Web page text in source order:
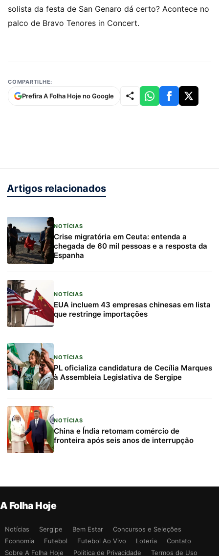
solista da festa de San Genaro dá certo? Acontece no
palco de Bravo Tenores in Concert.
COMPARTILHE:
Prefira A Folha Hoje no Google
Artigos relacionados
NOTÍCIAS
Crise migratória em Ceuta: entenda a
chegada de 60 mil pessoas e a resposta da
Espanha
NOTÍCIAS
EUA incluem 43 empresas chinesas em lista
que restringe importações
NOTÍCIAS
PL oficializa candidatura de Cecília Marques
à Assembleia Legislativa de Sergipe
NOTÍCIAS
China e Índia retomam comércio de
fronteira após seis anos de interrupção
A Folha Hoje
Notícias Sergipe Bem Estar
Concursos e Seleções
Economia
Futebol Futebol Ao Vivo Loteria
Contato
Sobre A Folha Hoje
Política de Privacidade Termos de Uso